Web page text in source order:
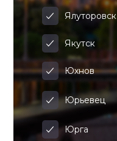
Ялуторовск
Якутск
Юхнов
Юрьевец
Юрга